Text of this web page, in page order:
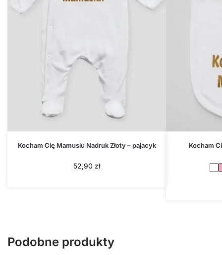
Kocham Cię Mamusiu Nadruk Złoty – pajacyk
52,90 zł
Kocham
Podobne produkty